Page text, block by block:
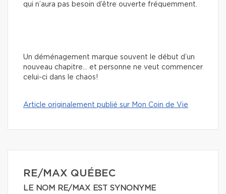
qui n’aura pas besoin d’être ouverte fréquemment.
Un déménagement marque souvent le début d’un
nouveau chapitre… et personne ne veut commencer
celui-ci dans le chaos!
Article originalement publié sur Mon Coin de Vie
RE/MAX QUÉBEC
LE NOM RE/MAX EST SYNONYME